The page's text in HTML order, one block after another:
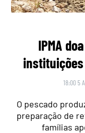
IPMA
18:00 5
O pescado
preparação de
famílias